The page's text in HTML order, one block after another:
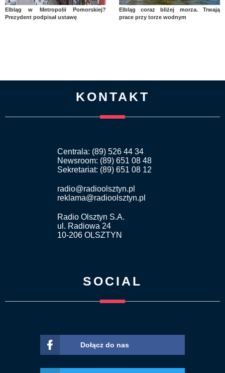
Elbląg w Metropolii Pomorskiej?
Prezydent podpisał ustawę
Elbląg coraz bliżej morza. Trwają
prace przy torze wodnym
KONTAKT
Centrala: (89) 526 44 34
Newsroom: (89) 651 08 48
Sekretariat: (89) 651 08 12
radio@radioolsztyn.pl
reklama@radioolsztyn.pl
Radio Olsztyn S.A.
ul. Radiowa 24
10-206 OLSZTYN
SOCIAL
Dołącz do nas